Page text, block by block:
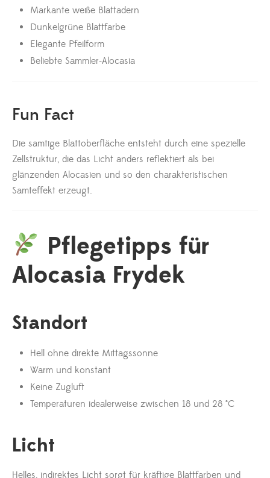
Markante weiße Blattadern
Dunkelgrüne Blattfarbe
Elegante Pfeilform
Beliebte Sammler-Alocasia
Fun Fact
Die samtige Blattoberfläche entsteht durch eine spezielle
Zellstruktur, die das Licht anders reflektiert als bei
glänzenden Alocasien und so den charakteristischen
Samteffekt erzeugt.
Pflegetipps für
Alocasia Frydek
Standort
Hell ohne direkte Mittagssonne
Warm und konstant
Keine Zugluft
Temperaturen idealerweise zwischen 18 und 28 °C
Licht
Helles, indirektes Licht sorgt für kräftige Blattfarben und